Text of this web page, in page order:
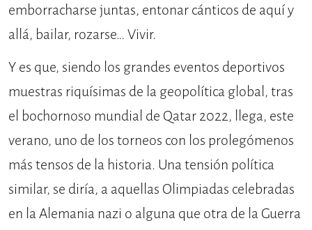
emborracharse juntas, entonar cánticos de aquí y
allá, bailar, rozarse… Vivir.
Y es que, siendo los grandes eventos deportivos
muestras riquísimas de la geopolítica global, tras
el bochornoso mundial de Qatar 2022, llega, este
verano, uno de los torneos con los prolegómenos
más tensos de la historia. Una tensión política
similar, se diría, a aquellas Olimpiadas celebradas
en la Alemania nazi o alguna que otra de la Guerra